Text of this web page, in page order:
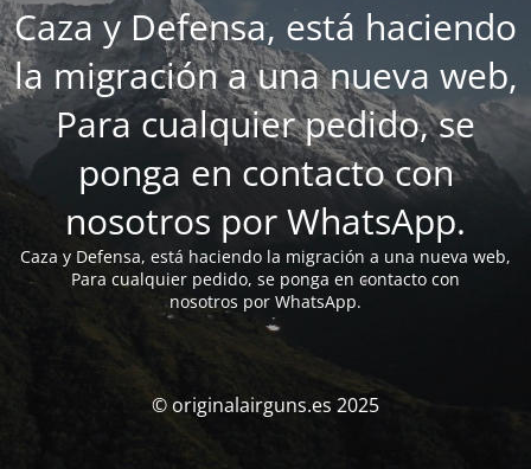
Caza y Defensa, está haciendo
la migración a una nueva web,
Para cualquier pedido, se
ponga en contacto con
nosotros por WhatsApp.
Caza y Defensa, está haciendo la migración a una nueva web,
Para cualquier pedido, se ponga en contacto con
nosotros por WhatsApp.
© originalairguns.es 2025